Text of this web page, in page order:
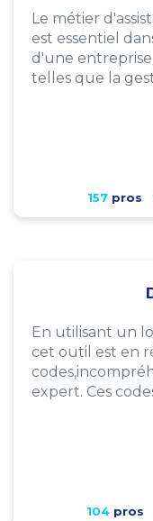
Le métier
est essentiel
d'une
telles que la
157 pros
En utilisant un
cet outil est en
expert. Ces
104pros